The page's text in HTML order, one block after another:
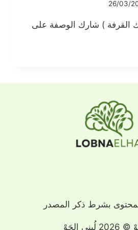
26/03/
القرفة ) شارك الوصفة على
بشرط ذكر المصدر
الحَوْ